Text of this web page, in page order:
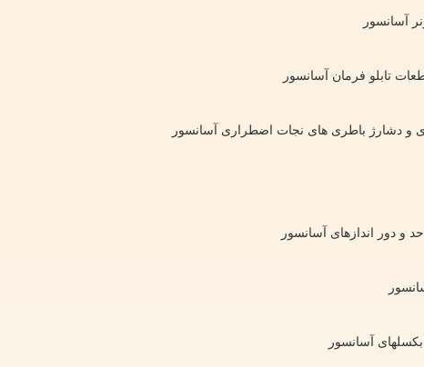
حد و دور اندازهای آسانسور